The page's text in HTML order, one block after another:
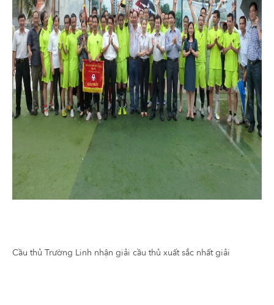
Cầu thủ Trường Linh nhận giải cầu thủ xuất sắc nhất giải